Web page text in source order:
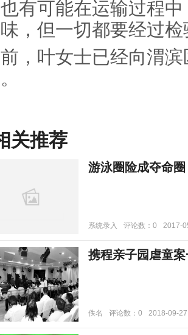
有可能在运输过程
，但一切都要经过
，叶女士已经向渭
关推荐
游泳圈险成夺命
系统录入 评论数：0 2017-
携程亲子园虐童
佚名 评论数：0 2018-09-27